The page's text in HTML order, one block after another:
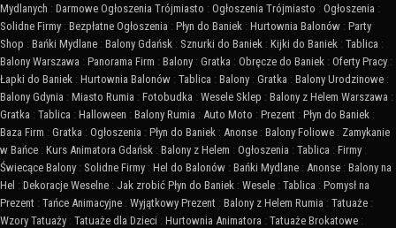
Mydlanych : Darmowe Ogłoszenia Trójmiasto : Ogłoszenia Trójmiasto : Ogłoszenia :
Solidne Firmy : Bezpłatne Ogłoszenia : Płyn do Baniek : Hurtownia Balonów : Party
Shop : Bańki Mydlane : Balony Gdańsk : Sznurki do Baniek : Kijki do Baniek : Tablica :
Balony Warszawa : Panorama Firm : Balony : Gratka : Obręcze do Baniek : Oferty Pracy :
Łapki do Baniek : Hurtownia Balonów : Tablica : Balony : Gratka : Balony Urodzinowe :
Balony Gdynia : Miasto Rumia : Fotobudka : Wesele Sklep : Balony z Helem Warszawa :
Gratka : Tablica : Halloween : Balony Rumia : Auto Moto : Prezent : Płyn do Baniek :
Baza Firm : Gratka : Ogłoszenia : Płyn do Baniek : Anonse : Balony Foliowe : Zamykanie
w Bańce : Kurs Animatora Gdańsk : Balony z Helem : Ogłoszenia : Tablica : Firmy :
Świecące Balony : Solidne Firmy : Hel do Balonów : Bańki Mydlane : Anonse : Balony na
Hel : Dekoracje Weselne : Jak zrobić Płyn do Baniek : Wesele : Tablica : Pomysł na
Prezent : Tańce Animacyjne : Wyjątkowy Prezent : Balony z Helem Rumia : Tatuaże :
Wzory Tatuaży : Tatuaże dla Dzieci : Hurtownia Animatora : Tatuaże Brokatowe :